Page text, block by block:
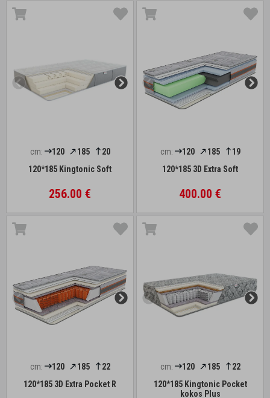
cm: 120 185
20
120*185 Kingtonic Soft
256.00 €
cm: 120 185
19
120*185 3D Extra Soft
400.00 €
cm: 120 185
22
120*185 3D Extra Pocket R
cm: 120 185
22
120*185 Kingtonic Pocket
kokos Plus